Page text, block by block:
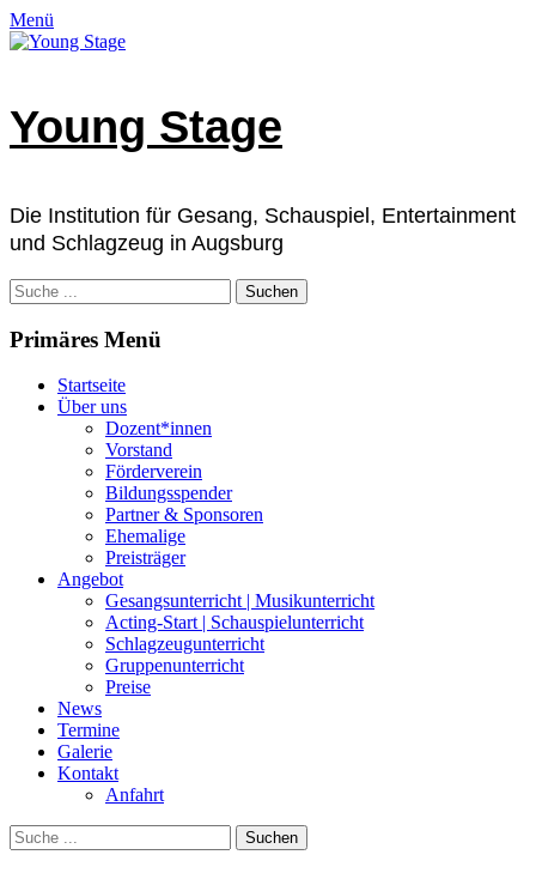
Zum
Inhalt
Facebook
E-
Mail
Instagram
Telefon
Verknüpfung
Menü
Young Stage
Die Institution für Gesang, Schauspiel, Entertainment
und Schlagzeug in Augsburg
Suchen
nach:
Primäres Menü
Startseite
Über uns
Dozent*innen
Vorstand
Förderverein
Bildungsspender
Partner & Sponsoren
Ehemalige
Preisträger
Angebot
Gesangsunterricht | Musikunterricht
Acting-Start | Schauspielunterricht
Schlagzeugunterricht
Gruppenunterricht
Preise
News
Termine
Galerie
Kontakt
Anfahrt
Suchen
Suchen
nach: